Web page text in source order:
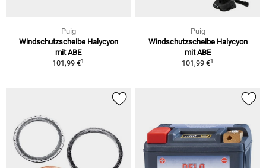
Puig
Windschutzscheibe Halycyon
mit ABE
101,99 €1
Puig
Windschutzscheibe Halycyon
mit ABE
101,99 €1